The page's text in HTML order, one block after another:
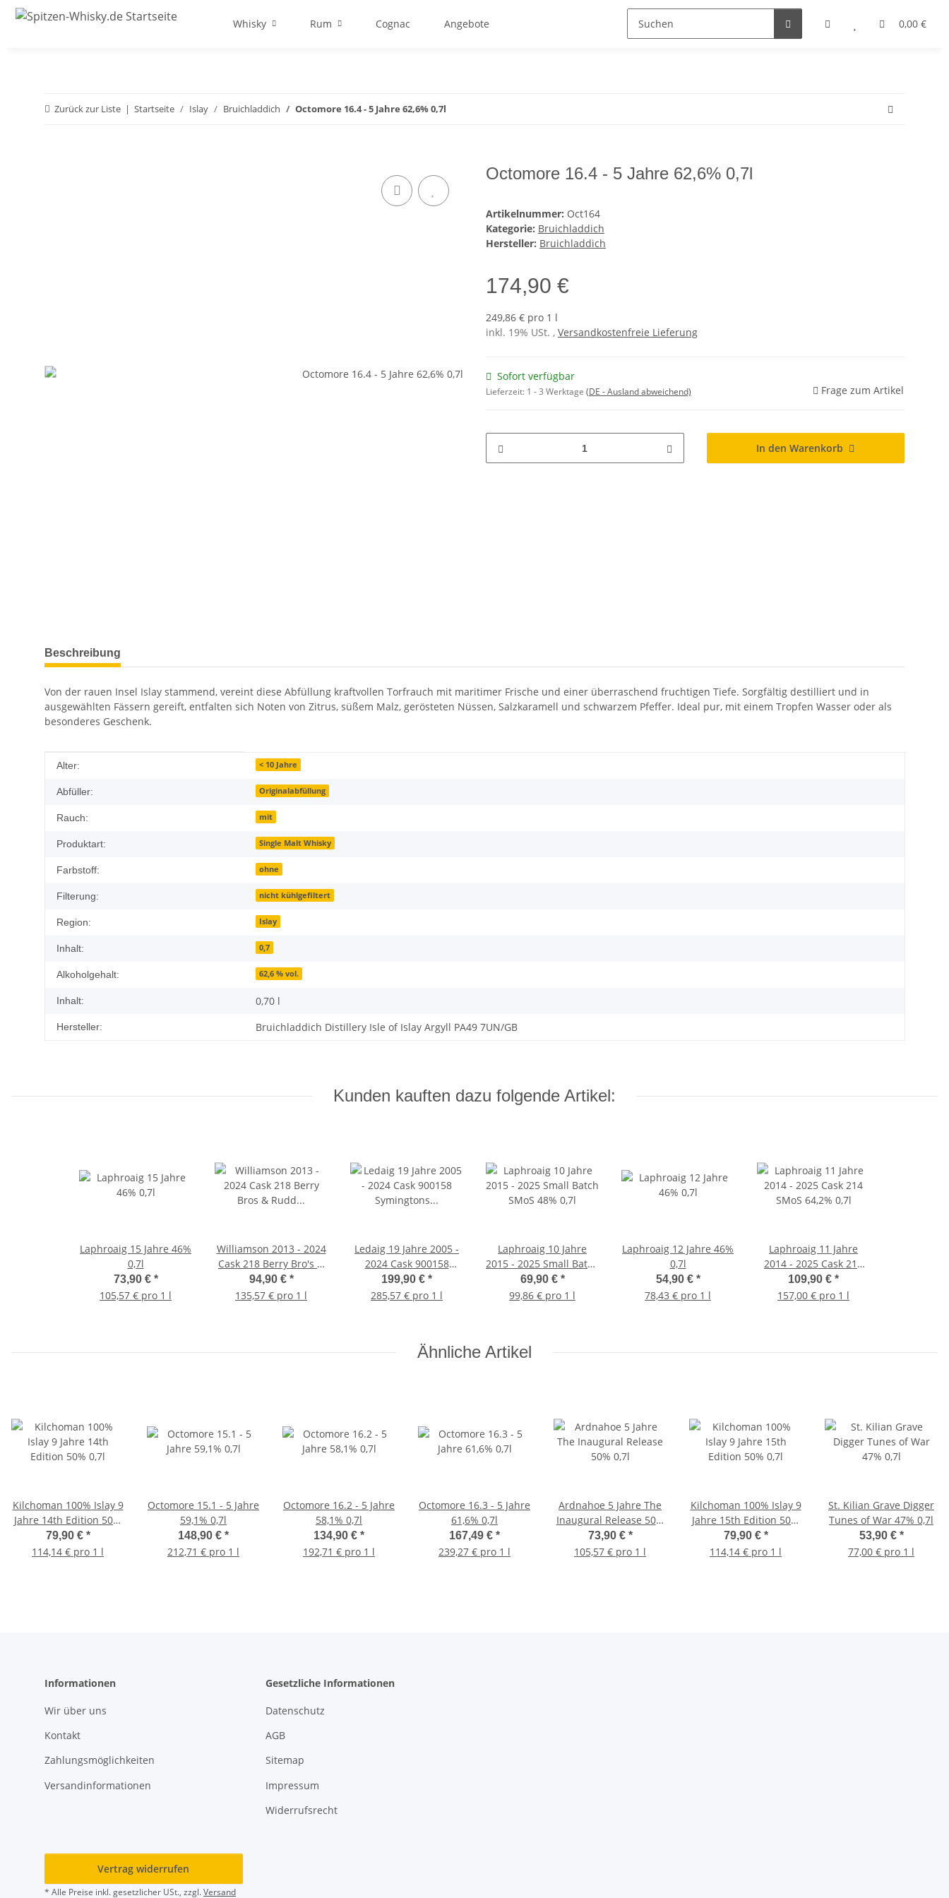
0,00 €
Whisky Rum Cognac Angebote
Zurück zur Liste Startseite Islay Bruichladdich Octomore 16.4 - 5 Jahre 62,6% 0,7l
Octomore 16.4 - 5 Jahre 62,6% 0,7l
Artikelnummer: Oct164
Kategorie: Bruichladdich
Hersteller: Bruichladdich
174,90 €
249,86 € pro 1 l
inkl. 19% USt. , Versandkostenfreie Lieferung
Sofort verfügbar
Lieferzeit: 1 - 3 Werktage (DE - Ausland abweichend) Frage zum Artikel
In den Warenkorb
weitere Registerkarten anzeigen
Beschreibung
Von der rauen Insel Islay stammend, vereint diese Abfüllung kraftvollen Torfrauch mit maritimer Frische und einer überraschend fruchtigen Tiefe. Sorgfältig destilliert und in
ausgewählten Fässern gereift, entfalten sich Noten von Zitrus, süßem Malz, gerösteten Nüssen, Salzkaramell und schwarzem Pfeffer. Ideal pur, mit einem Tropfen Wasser oder als
besonderes Geschenk.
Produkteigenschaft
Wert
Alter: < 10 Jahre
Abfüller: Originalabfüllung
Rauch: mit
Produktart: Single Malt Whisky
Farbstoff: ohne
Filterung: nicht kühlgefiltert
Region: Islay
Inhalt: 0,7
Alkoholgehalt: 62,6 % vol.
Inhalt: 0,70 l
Hersteller: Bruichladdich Distillery Isle of Islay Argyll PA49 7UN/GB
Kunden kauften dazu folgende Artikel:
Laphroaig 15 Jahre 46%
0,7l
73,90 € *
105,57 € pro 1 l
Williamson 2013 - 2024
Cask 218 Berry Bro's &
Rudd 59,1% 0,7l
94,90 € *
135,57 € pro 1 l
Ledaig 19 Jahre 2005 -
2024 Cask 900158
Symington's Choice
Signatory Vintage 54,1%
199,90 € *
285,57 € pro 1 l
Laphroaig 10 Jahre
2015 - 2025 Small Batch
SMoS 48% 0,7l
69,90 € *
99,86 € pro 1 l
Laphroaig 12 Jahre 46%
0,7l
54,90 € *
78,43 € pro 1 l
Laphroaig 11 Jahre
2014 - 2025 Cask 214
SMoS 64,2% 0,7l
109,90 € *
157,00 € pro 1 l
Ähnliche Artikel
Kilchoman 100% Islay 9
Jahre 14th Edition 50%
0,7l
79,90 € *
114,14 € pro 1 l
Octomore 15.1 - 5 Jahre
59,1% 0,7l
148,90 € *
212,71 € pro 1 l
Octomore 16.2 - 5 Jahre
58,1% 0,7l
134,90 € *
192,71 € pro 1 l
Octomore 16.3 - 5 Jahre
61,6% 0,7l
167,49 € *
239,27 € pro 1 l
Ardnahoe 5 Jahre The
Inaugural Release 50%
0,7l
73,90 € *
105,57 € pro 1 l
Kilchoman 100% Islay 9
Jahre 15th Edition 50%
0,7l
79,90 € *
114,14 € pro 1 l
St. Kilian Grave Digger
Tunes of War 47% 0,7l
53,90 € *
77,00 € pro 1 l
Informationen
Wir über uns
Kontakt
Zahlungsmöglichkeiten
Versandinformationen
Gesetzliche Informationen
Datenschutz
AGB
Sitemap
Impressum
Widerrufsrecht
Vertrag widerrufen
* Alle Preise inkl. gesetzlicher USt., zzgl.Versand